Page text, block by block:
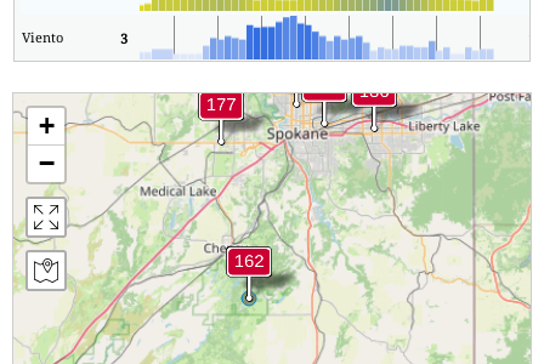
Viento 3 1
+
−